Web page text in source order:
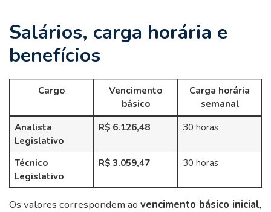
Salários, carga horária e
benefícios
Cargo
Vencimento
básico
Carga horária
semanal
Analista
Legislativo
R$ 6.126,48 30 horas
Técnico
Legislativo
R$ 3.059,47 30 horas
Os valores correspondem ao vencimento básico inicial,